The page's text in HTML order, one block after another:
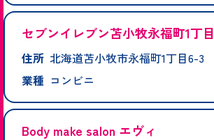
セブンイレブン苫小牧永福町1丁目
住所 北海道苫小牧市永福町1丁目6-3
業種 コンビニ
Body make salon エヴィ